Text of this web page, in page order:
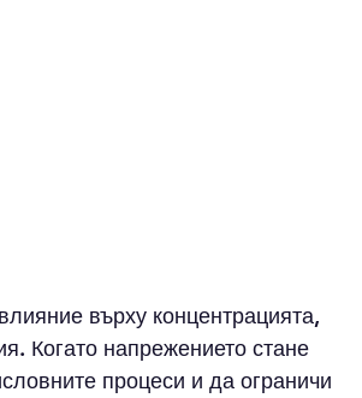
върху концентрацията,
Когато напрежението стане
процеси и да ограничи